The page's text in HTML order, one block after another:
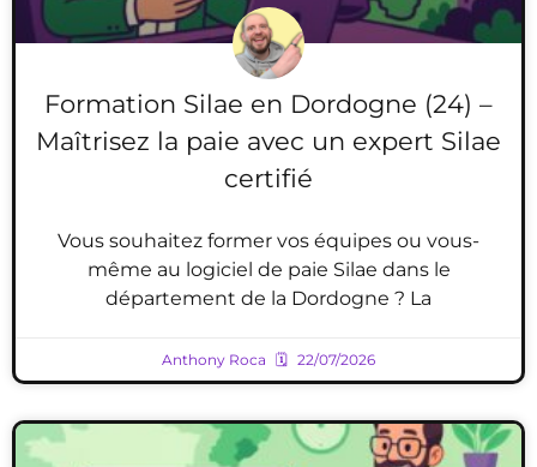
Formation Silae en Dordogne (24) –
Maîtrisez la paie avec un expert Silae
certifié
Vous souhaitez former vos équipes ou vous-
même au logiciel de paie Silae dans le
département de la Dordogne ? La
Anthony Roca 22/07/2026